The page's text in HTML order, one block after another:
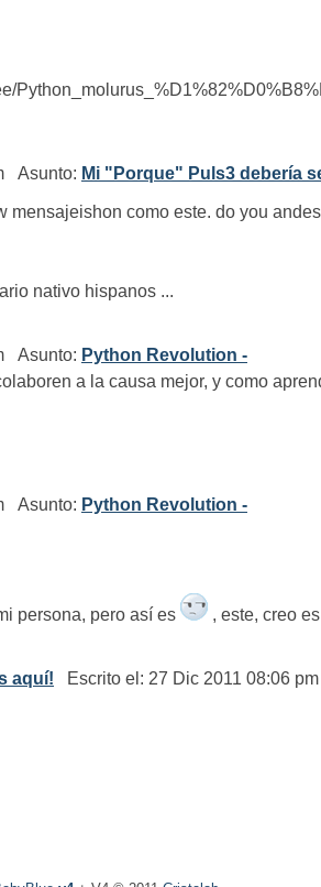
Asunto: Mi "Porque" Puls3 debería
mensajeishon como este. do you
nativo hispanos ...
Asunto: Python Revolution -
a la causa mejor, y como
Asunto: Python Revolution -
persona, pero así es
, este, creo
aquí! Escrito el: 27 Dic 2011 08:06